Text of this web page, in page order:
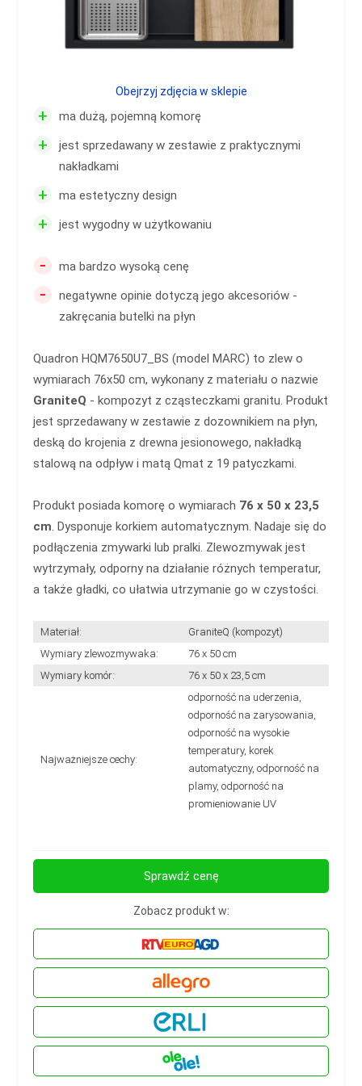
+ ma dużą, pojemną komorę
+
jest sprzedawany w zestawie z praktycznymi
nakładkami
+ ma estetyczny design
+ jest wygodny w użytkowaniu
- ma bardzo wysoką cenę
-
negatywne opinie dotyczą jego akcesoriów -
zakręcania butelki na płyn
Quadron HQM7650U7_BS (model MARC) to zlew o
wymiarach 76x50 cm, wykonany z materiału o nazwie
GraniteQ - kompozyt z cząsteczkami granitu. Produkt
jest sprzedawany w zestawie z dozownikiem na płyn,
deską do krojenia z drewna jesionowego, nakładką
stalową na odpływ i matą Qmat z 19 patyczkami.
Produkt posiada komorę o wymiarach 76 x 50 x 23,5
cm. Dysponuje korkiem automatycznym. Nadaje się do
podłączenia zmywarki lub pralki. Zlewozmywak jest
wytrzymały, odporny na działanie różnych temperatur,
a także gładki, co ułatwia utrzymanie go w czystości.
Materiał:
GraniteQ (kompozyt)
Wymiary zlewozmywaka:
76 x 50 cm
Wymiary komór:
76 x 50 x 23,5 cm
Najważniejsze cechy:
odporność na uderzenia,
odporność na zarysowania,
odporność na wysokie
temperatury, korek
automatyczny, odporność na
plamy, odporność na
promieniowanie UV
Obejrzyj zdjęcia w sklepie
Sprawdź cenę
Zobacz produkt w: